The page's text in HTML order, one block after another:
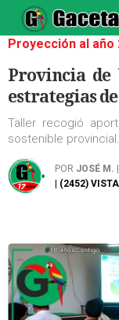
Proyección al año
Provincia de
estrategias
Taller recogió
sostenible provincial.
POR JOSÉ M.
| (2452)